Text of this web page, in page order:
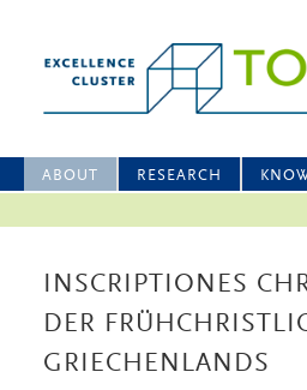
ABOUT RESEARCH
INSCRIPTIONES
DER
GRIECHENLANDS